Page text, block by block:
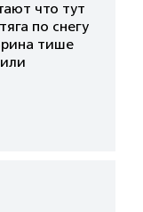
что тут
по снегу
тише